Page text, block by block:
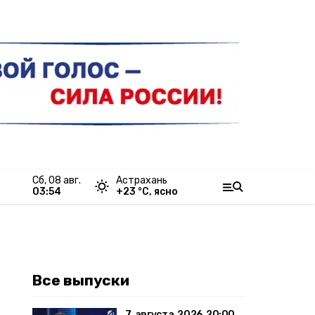
сб, 08 авг.
03:54
Астрахань
+23 °С, ясно
Все выпуски